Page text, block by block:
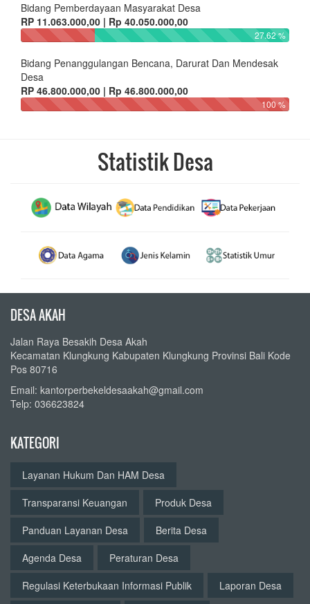
Bidang Pemberdayaan Masyarakat Desa
RP 11.063.000,00 | Rp 40.050.000,00
27.62 %
Bidang Penanggulangan Bencana, Darurat Dan Mendesak
Desa
RP 46.800.000,00 | Rp 46.800.000,00
100 %
Statistik Desa
DESA AKAH
Jalan Raya Besakih Desa Akah
Kecamatan Klungkung Kabupaten Klungkung Provinsi Bali Kode
Pos 80716
Email: kantorperbekeldesaakah@gmail.com
Telp: 036623824
KATEGORI
Layanan Hukum Dan HAM Desa
Transparansi Keuangan
Produk Desa
Panduan Layanan Desa
Berita Desa
Agenda Desa
Peraturan Desa
Regulasi Keterbukaan Informasi Publik
Laporan Desa